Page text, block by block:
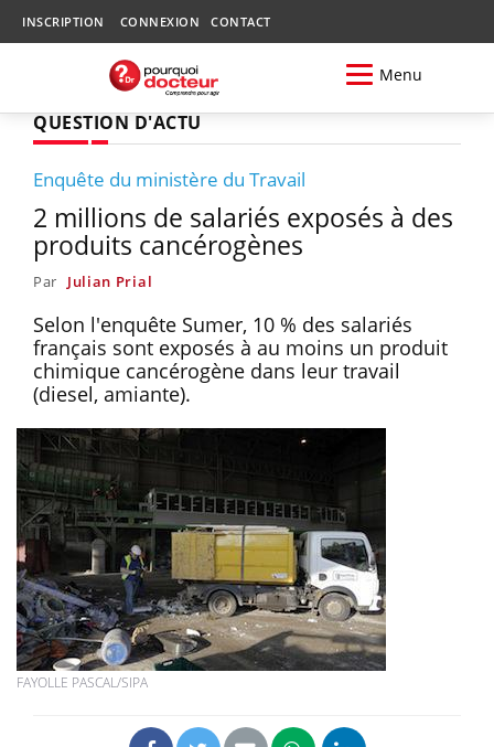
INSCRIPTION CONNEXION CONTACT
Menu
QUESTION D'ACTU
Enquête du ministère du Travail
2 millions de salariés exposés à des
produits cancérogènes
Par Julian Prial
Selon l'enquête Sumer, 10 % des salariés
français sont exposés à au moins un produit
chimique cancérogène dans leur travail
(diesel, amiante).
FAYOLLE PASCAL/SIPA